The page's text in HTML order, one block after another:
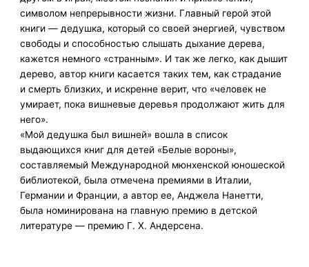
символом непрерывности жизни. Главный герой этой
книги — дедушка, который со своей энергией, чувством
свободы и способностью слышать дыхание дерева,
кажется немного «странным». И так же легко, как дышит
дерево, автор книги касается таких тем, как страдание
и смерть близких, и искренне верит, что «человек не
умирает, пока вишневые деревья продолжают жить для
него».
«Мой дедушка был вишней» вошла в список
выдающихся книг для детей «Белые вороны»,
составляемый Международной мюнхенской юношеской
библиотекой, была отмечена премиями в Италии,
Германии и Франции, а автор ее, Анджела Нанетти,
была номинирована на главную премию в детской
литературе — премию Г. Х. Андерсена.